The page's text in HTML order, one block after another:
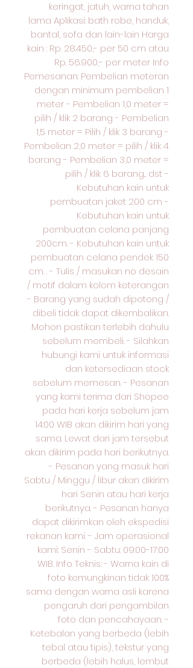
keringat, jatuh, warna tahan
lama Aplikasi: bath robe, handuk,
bantal, sofa dan lain-lain Harga
kain : Rp. 28.450,- per 50 cm atau
Rp. 56.900,- per meter Info
Pemesanan: Pembelian meteran
dengan minimum pembelian 1
meter - Pembelian 1,0 meter =
pilih / klik 2 barang - Pembelian
1,5 meter = Pilih / klik 3 barang -
Pembelian 2,0 meter = pilih / klik 4
barang - Pembelian 3,0 meter =
pilih / klik 6 barang... dst -
Kebutuhan kain untuk
pembuatan jaket 200 cm -
Kebutuhan kain untuk
pembuatan celana panjang
200cm. - Kebutuhan kain untuk
pembuatan celana pendek 150
cm. . - Tulis / masukan no desain
/ motif dalam kolom keterangan
- Barang yang sudah dipotong /
dibeli tidak dapat dikembalikan.
Mohon pastikan terlebih dahulu
sebelum membeli. - Silahkan
hubungi kami untuk informasi
dan ketersediaan stock
sebelum memesan. - Pesanan
yang kami terima dari Shopee
pada hari kerja sebelum jam
14:00 WIB akan dikirim hari yang
sama. Lewat dari jam tersebut
akan dikirim pada hari berikutnya.
- Pesanan yang masuk hari
Sabtu / Minggu / libur akan dikirim
hari Senin atau hari kerja
berikutnya. - Pesanan hanya
dapat dikirimkan oleh ekspedisi
rekanan kami. - Jam operasional
kami: Senin - Sabtu: 09:00-17:00
WIB. Info Teknis: - Warna kain di
foto kemungkinan tidak 100%
sama dengan warna asli karena
pengaruh dari pengambilan
foto dan pencahayaan. -
Ketebalan yang berbeda (lebih
tebal atau tipis), tekstur yang
berbeda (lebih halus, lembut